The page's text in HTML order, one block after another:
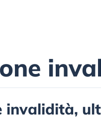
invalidità,